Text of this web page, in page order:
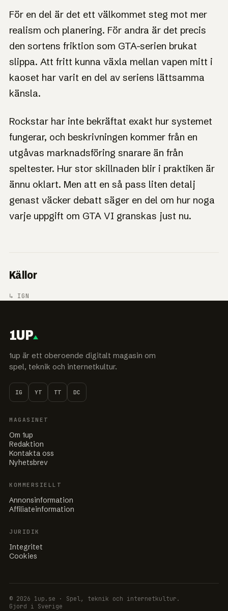
För en del är det ett välkommet steg mot mer
realism och planering. För andra är det precis
den sortens friktion som GTA-serien brukat
slippa. Att fritt kunna växla mellan vapen mitt i
kaoset har varit en del av seriens lättsamma
känsla.
Rockstar har inte bekräftat exakt hur systemet
fungerar, och beskrivningen kommer från en
utgåvas marknadsföring snarare än från
speltester. Hur stor skillnaden blir i praktiken är
ännu oklart. Men att en så pass liten detalj
genast väcker debatt säger en del om hur noga
varje uppgift om GTA VI granskas just nu.
Källor
↳ IGN
1UP
1up är ett oberoende digitalt magasin om
spel, teknik och internetkultur.
IG YT TT DC
MAGASINET
Om 1up
Redaktion
Kontakta oss
Nyhetsbrev
KOMMERSIELLT
Annonsinformation
Affiliateinformation
JURIDIK
Integritet
Cookies
© 2026 1up.se · Spel, teknik och internetkultur.
Gjord i Sverige